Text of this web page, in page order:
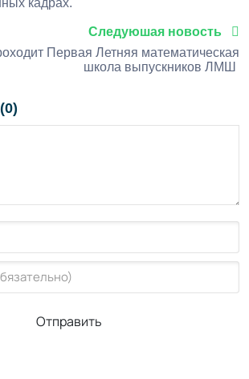
кадрах.
Следуюшая новость
Первая Летняя математическая
школа выпускников ЛМШ
Отправить